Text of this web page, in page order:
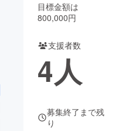
CAMPFIRE Creation
ya コミュニティ
目標金額は
800,000円
支援者数
4人
募集終了まで残
り